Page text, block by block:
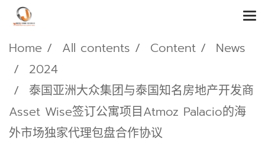
Home All contents Content
News
2024
泰国亚洲大众集团与泰国知名房地产开发商
Asset Wise签订公寓项目Atmoz Palacio的海
外市场独家代理包盘合作协议